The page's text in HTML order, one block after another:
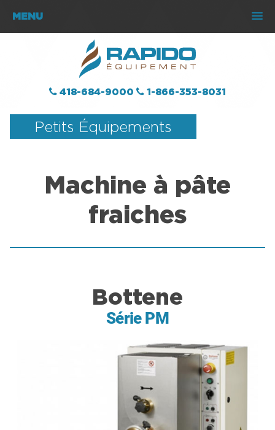
MENU
418-684-9000 1-866-353-8031
Petits Équipements
Machine à pâte
fraiches
Bottene
Série PM